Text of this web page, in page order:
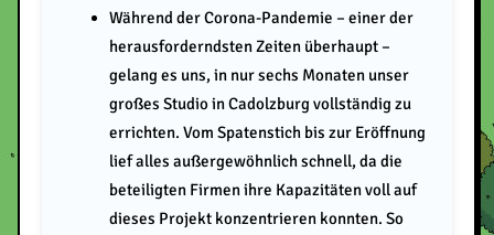
Während der Corona-Pandemie – einer der
herausforderndsten Zeiten überhaupt –
gelang es uns, in nur sechs Monaten unser
großes Studio in Cadolzburg vollständig zu
errichten. Vom Spatenstich bis zur Eröffnung
lief alles außergewöhnlich schnell, da die
beteiligten Firmen ihre Kapazitäten voll auf
dieses Projekt konzentrieren konnten. So